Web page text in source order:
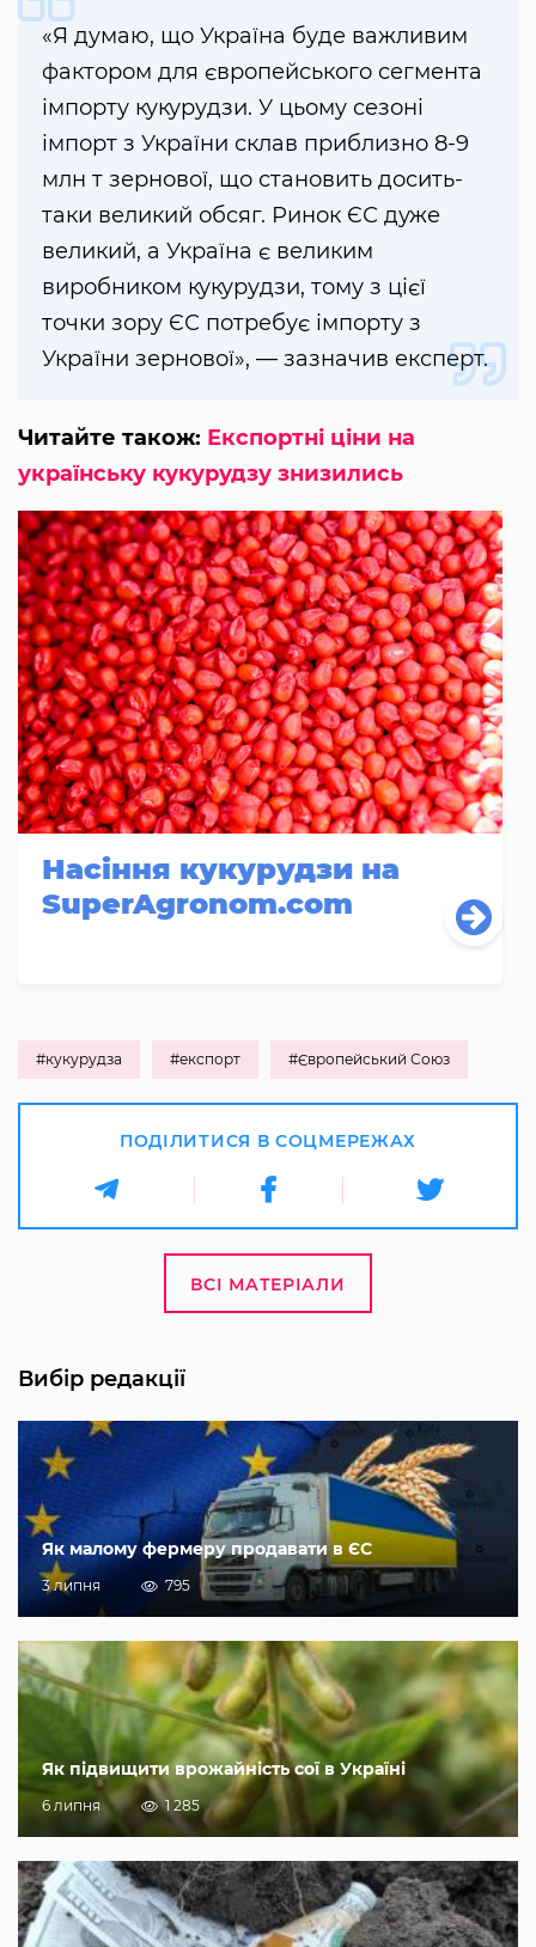
«Я думаю, що Україна буде важливим
фактором для європейського сегмента
імпорту кукурудзи. У цьому сезоні
імпорт з України склав приблизно 8-9
млн т зернової, що становить досить-
таки великий обсяг. Ринок ЄС дуже
великий, а Україна є великим
виробником кукурудзи, тому з цієї
точки зору ЄС потребує імпорту з
України зернової», — зазначив експерт.
Читайте також: Експортні ціни на
українську кукурудзу знизились
Насіння кукурудзи на
SuperAgronom.com
#кукурудза #експорт #Європейський Союз
ПОДІЛИТИСЯ В СОЦМЕРЕЖАХ
ВСІ МАТЕРІАЛИ
Вибір редакції
Як малому фермеру продавати в ЄС
3 липня 795
Як підвищити врожайність сої в Україні
6 липня 1 285